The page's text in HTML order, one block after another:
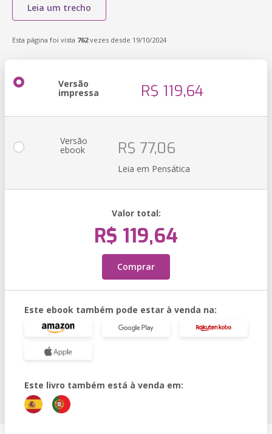
Leia um trecho
Esta página foi vista 762vezes desde 19/10/2024
Versão
impressa R$ 119,64
Versão
ebook R$ 77,06
Leia em Pensática
Valor total:
R$ 119,64
Comprar
Este ebook também pode estar à venda na:
Este livro também está à venda em: